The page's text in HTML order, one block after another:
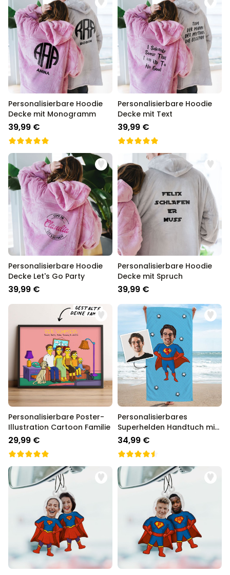
Personalisierbare Hoodie
Decke mit Monogramm
39,99 €
Personalisierbare Hoodie
Decke mit Text
39,99 €
Personalisierbare Hoodie
Decke Let's Go Party
39,99 €
Personalisierbare Hoodie
Decke mit Spruch
39,99 €
Personalisierbare Poster-
Illustration Cartoon Familie
29,99 €
Personalisierbares
Superhelden Handtuch mit
Gesicht im Comic-Style
34,99 €